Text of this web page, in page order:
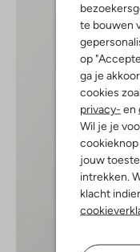
te bouwen
op
ga je
cookies
privacy- en
Wil je je
cookieknop
jouw
intrekken.
klacht